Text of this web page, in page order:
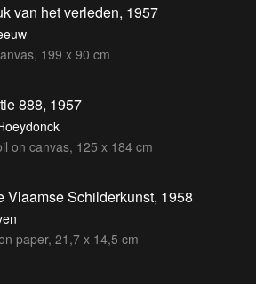
van het verleden, 1957
199 x 90 cm
888, 1957
on canvas, 125 x 184 cm
Vlaamse Schilderkunst, 1958
paper, 21,7 x 14,5 cm